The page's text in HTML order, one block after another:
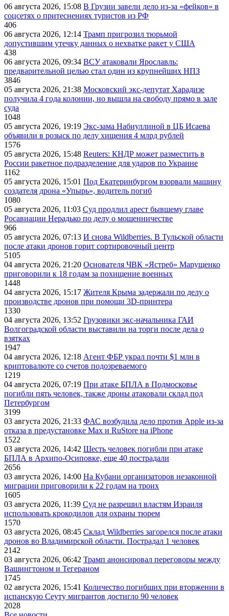
06 августа 2026, 15:08 В Грузии завели дело из-за «фейков» в
соцсетях о притеснениях туристов из РФ
406
06 августа 2026, 12:14 Трамп пригрозил тюрьмой
допустившим утечку данных о нехватке ракет у США
438
06 августа 2026, 09:34 ВСУ атаковали Ярославль:
предварительной целью стал один из крупнейших НПЗ
3846
05 августа 2026, 21:38 Московский экс-депутат Харадизе
получила 4 года колонии, но вышла на свободу прямо в зале
суда
1048
05 августа 2026, 19:19 Экс-зама Набиуллиной в ЦБ Исаева
объявили в розыск по делу хищения 4 млрд рублей
1576
05 августа 2026, 15:48 Reuters: КНДР может разместить в
России ракетное подразделение для ударов по Украине
1162
05 августа 2026, 15:01 Под Екатеринбургом взорвали машину
создателя дрона «Упырь», водитель погиб
1080
05 августа 2026, 11:03 Суд продлил арест бывшему главе
Росавиации Нерадько по делу о мошенничестве
966
05 августа 2026, 07:13 И снова Wildberries. В Тульской области
после атаки дронов горит сортировочный центр
5105
04 августа 2026, 21:20 Основателя ЧВК «Ястреб» Марущенко
приговорили к 18 годам за похищение военных
1448
04 августа 2026, 15:17 Жителя Крыма задержали по делу о
производстве дронов при помощи 3D‑принтера
1330
04 августа 2026, 13:52 Грузовики экс-начальника ГАИ
Волгоградской области выставили на торги после дела о
взятках
1947
04 августа 2026, 12:18 Агент ФБР украл почти $1 млн в
криптовалюте со счетов подозреваемого
1219
04 августа 2026, 07:19 При атаке БПЛА в Подмосковье
погибли пять человек, также дроны атаковали склад под
Петербургом
3199
03 августа 2026, 21:33 ФАС возбудила дело против Apple из-за
отказа в предустановке Max и RuStore на iPhone
1522
03 августа 2026, 14:42 Шесть человек погибли при атаке
БПЛА в Архипо-Осиповке, еще 40 пострадали
2656
03 августа 2026, 14:00 На Кубани организаторов незаконной
миграции приговорили к 22 годам на троих
1605
03 августа 2026, 11:39 Суд не разрешил властям Израиля
использовать крокодилов для охраны тюрем
1570
03 августа 2026, 08:45 Склад Wildberries загорелся после атаки
дронов во Владимирской области. Пострадал 1 человек
2142
03 августа 2026, 06:42 Трамп анонсировал переговоры между
Вашингтоном и Тегераном
1745
02 августа 2026, 15:41 Количество погибших при вторжении в
испанскую Сеуту мигрантов достигло 90 человек
2028